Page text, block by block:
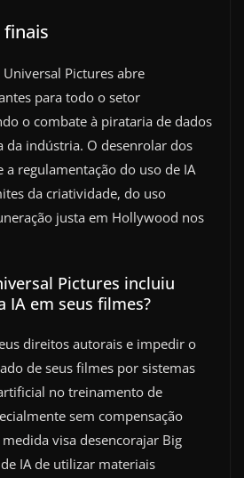
finais
Pictures abre
para todo o setor
o combate à pirataria de dados
da indústria. O desenrolar dos
a regulamentação do uso de IA
da criatividade, do uso
justa em Hollywood nos
Pictures incluiu
IA em seus filmes?
direitos autorais e impedir o
de seus filmes por sistemas
no treinamento de
sem compensação
visa desencorajar Big
IA de utilizar materiais